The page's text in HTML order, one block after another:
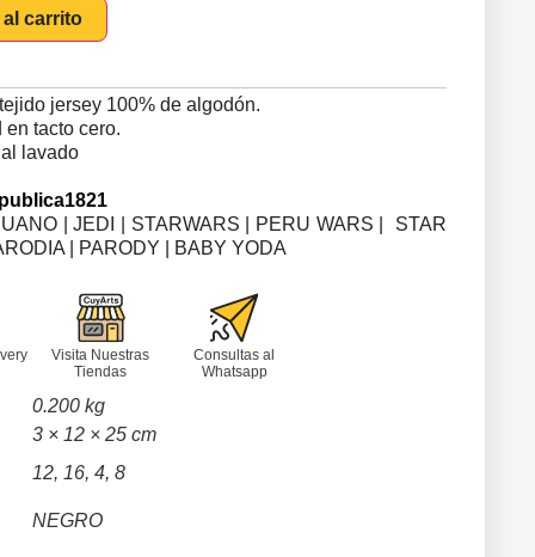
carrito
jersey 100% de algodón.
tacto cero.
lavado
| JEDI | STARWARS | PERU WARS | STAR
| PARODY | BABY YODA
Visita Nuestras
Tiendas
Consultas al
Whatsapp
0.200 kg
3 × 12 × 25 cm
12, 16, 4, 8
NEGRO